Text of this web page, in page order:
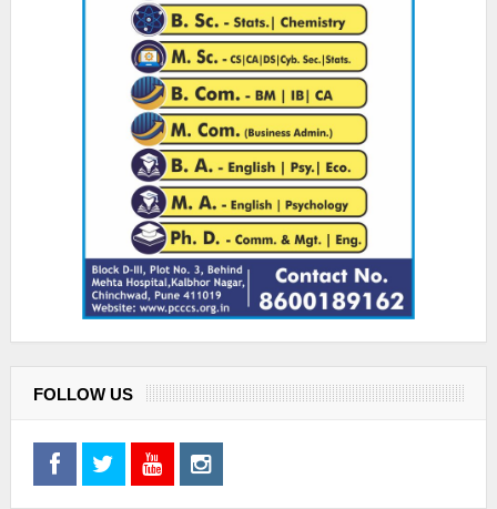
FOLLOW US